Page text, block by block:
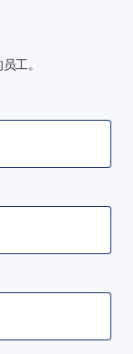
工。